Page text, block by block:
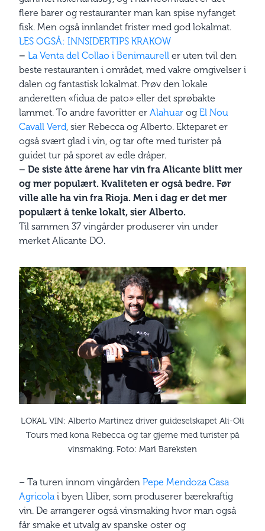
flere barer og restauranter man kan spise nyfanget
fisk. Men også innlandet frister med god lokalmat.
LES OGSÅ: INNSIDERTIPS KRAKOW
– La Venta del Collao i Benimaurell er uten tvil den
beste restauranten i området, med vakre omgivelser i
dalen og fantastisk lokalmat. Prøv den lokale
anderetten «fidua de pato» eller det sprøbakte
lammet. To andre favoritter er Alahuar og El Nou
Cavall Verd, sier Rebecca og Alberto. Ekteparet er
også svært glad i vin, og tar ofte med turister på
guidet tur på sporet av edle dråper.
– De siste åtte årene har vin fra Alicante blitt mer
og mer populært. Kvaliteten er også bedre. Før
ville alle ha vin fra Rioja. Men i dag er det mer
populært å tenke lokalt, sier Alberto.
Til sammen 37 vingårder produserer vin under
merket Alicante DO.
LOKAL VIN: Alberto Martinez driver guideselskapet Ali-Oli
Tours med kona Rebecca og tar gjerne med turister på
vinsmaking. Foto: Mari Bareksten
– Ta turen innom vingården Pepe Mendoza Casa
Agricolai byen Lliber, som produserer bærekraftig
vin. De arrangerer også vinsmaking hvor man også
får smake et utvalg av spanske oster og